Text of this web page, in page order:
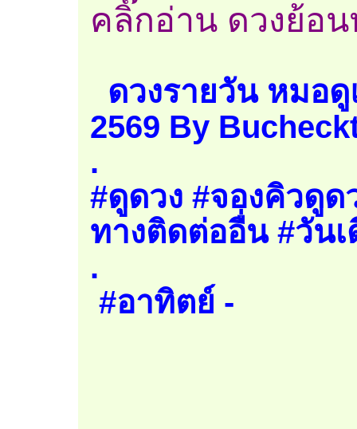
คลิ๊กอ่าน ดวงย้อ
ดวงรายวัน หมอ
2569 By
.
#ดูดวง #จองคิวดูด
ทางติดต่ออื่น #วัน
.
#อาทิตย์ -